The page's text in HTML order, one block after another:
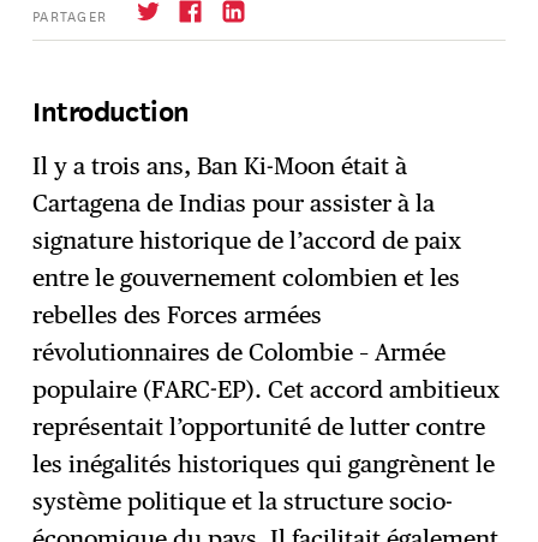
PARTAGER
→ S'abonner
Introduction
Il y a trois ans, Ban Ki-Moon était à
Cartagena de Indias pour assister à la
signature historique de l’accord de paix
entre le gouvernement colombien et les
rebelles des Forces armées
révolutionnaires de Colombie – Armée
populaire (FARC-EP). Cet accord ambitieux
représentait l’opportunité de lutter contre
les inégalités historiques qui gangrènent le
système politique et la structure socio-